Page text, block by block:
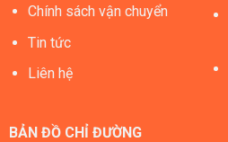
Chính sách vận chuyển
Tin tức
Liên hệ
BẢN ĐỒ CHỈ ĐƯỜNG